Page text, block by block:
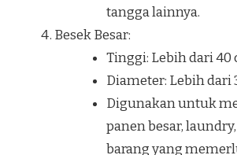
tangga lainnya.
Besek Besar:
Tinggi: Lebih dari 40
Diameter: Lebih dari
Digunakan untuk
panen besar,
barang yang